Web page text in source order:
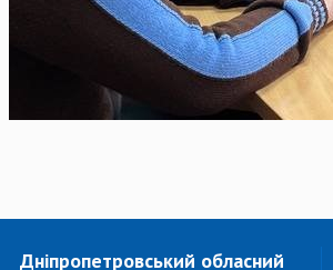
Дніпропетровський обласний